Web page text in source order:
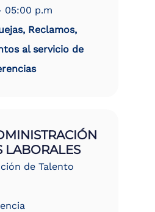
05:00 p.m
Reclamos,
al servicio de
LABORALES
de Talento